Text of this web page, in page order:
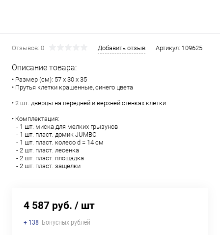
Отзывов: 0 Добавить отзыв Артикул: 109625
Описание товара:
• Размер (см): 57 х 30 х 35
• Прутья клетки крашенные, синего цвета
• 2 шт. дверцы на передней и верхней стенках клетки
• Комплектация:
- 1 шт. миска для мелких грызунов
- 1 шт. пласт. домик JUMBO
- 1 шт. пласт. колесо d = 14 см
- 2 шт. пласт. лесенка
- 2 шт. пласт. площадка
- 2 шт. пласт. защелки
4 587 руб. / шт
+ 138 Бонусных рублей